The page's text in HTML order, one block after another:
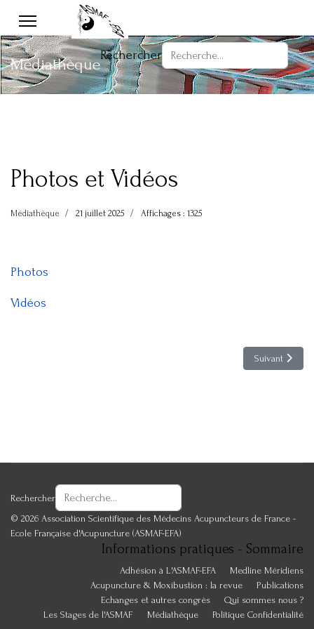
Rechercher
Médiathèque
Photos et Vidéos
Médiathèque 21 juillet 2025 Affichages : 1325
Photos
Vidéos
Article suivant
Suivant
Rechercher
© 2026 Association Scientifique des Médecins Acupuncteurs de France -
Ecole Française d'Acupuncture (ASMAF-EFA)
Informations pratiques - Sommaire
Adhésion à L'ASMAF-EFA
Medline Méridiens
Acupuncture & Moxibustion : la revue
Publications
Echanges et autres congrès
Qui sommes nous ?
Les Stages de l'ASMAF
Médiathèque Politique Confidentialité